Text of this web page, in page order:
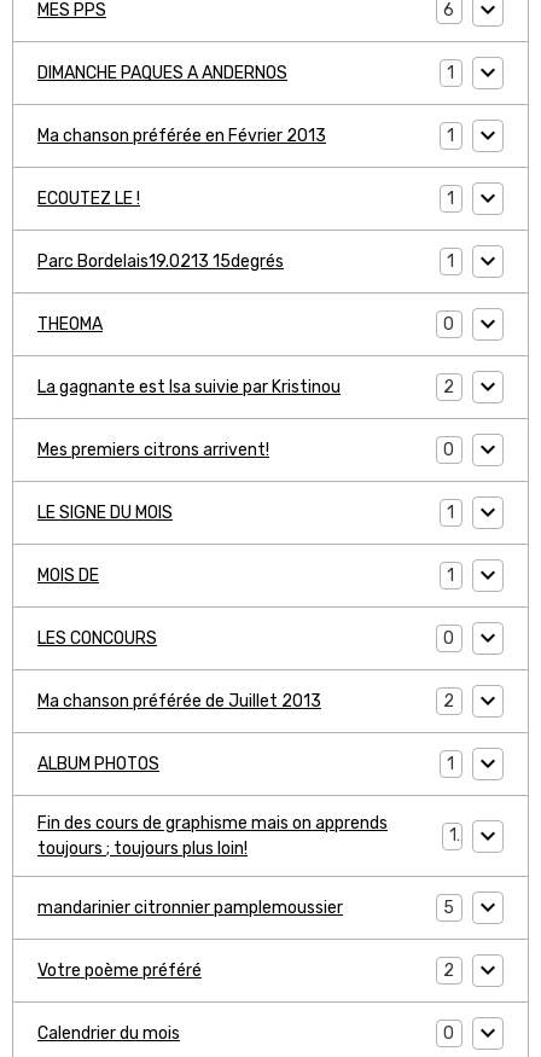
MES PPS 6
DIMANCHE PAQUES A ANDERNOS 1
Ma chanson préférée en Février 2013 1
ECOUTEZ LE ! 1
Parc Bordelais19.0213 15degrés 1
THEOMA 0
La gagnante est Isa suivie par Kristinou 2
Mes premiers citrons arrivent! 0
LE SIGNE DU MOIS 1
MOIS DE 1
LES CONCOURS 0
Ma chanson préférée de Juillet 2013 2
ALBUM PHOTOS 1
Fin des cours de graphisme mais on apprends
toujours ; toujours plus loin!
1
mandarinier citronnier pamplemoussier 5
Votre poème préféré 2
Calendrier du mois 0